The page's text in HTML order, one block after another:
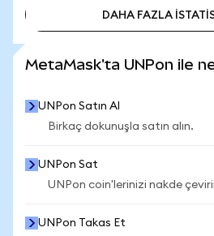
DAHA FAZLA
MetaMask'ta UNPon ile
UNPon Satın Al
Birkaç dokunuşla satın alın.
UNPon Sat
UNPon coin'lerinizi nakde
UNPon Takas Et